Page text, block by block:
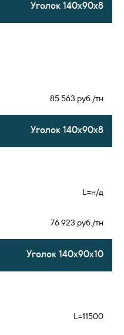
Уголок 140х90х8
85 563 руб./тн
Уголок 140х90х8
L=н/д
76 923 руб./тн
Уголок 140х90х10
L=11500